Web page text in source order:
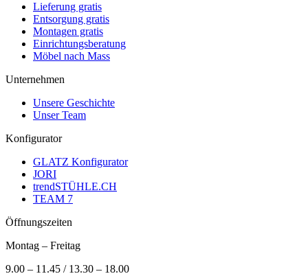
Lieferung gratis
Entsorgung gratis
Montagen gratis
Einrichtungsberatung
Möbel nach Mass
Unternehmen
Unsere Geschichte
Unser Team
Konfigurator
GLATZ Konfigurator
JORI
trendSTÜHLE.CH
TEAM 7
Öffnungszeiten
Montag – Freitag
9.00 – 11.45 / 13.30 – 18.00